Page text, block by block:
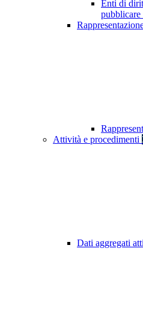
Enti di
Attività e procedimenti
Dati aggregati